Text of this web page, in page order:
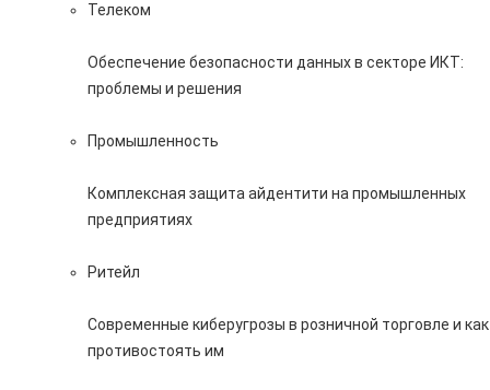
Телеком
Обеспечение безопасности данных в секторе ИКТ:
проблемы и решения
Промышленность
Комплексная защита айдентити на промышленных
предприятиях
Ритейл
Современные киберугрозы в розничной торговле и как
противостоять им